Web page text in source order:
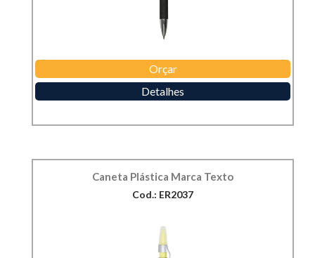
Orçar
Detalhes
Caneta Plástica Marca Texto
Cod.: ER2037